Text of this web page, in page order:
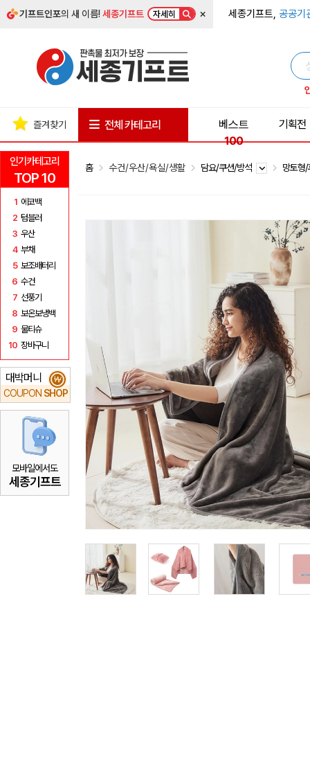
기프트인포의 새 이름!세종기프트 자세히 × 세종기프트, 공공기
인기카테고리
TOP 10
1 에코백
2 텀블러
3 우산
4 부채
5 보조배터리
6 수건
7 선풍기
8 보온보냉백
9 물티슈
10 장바구니
대박머니
COUPON SHOP
₩
모바일에서도
세종기프트
즐겨찾기 전체 카테고리
베스트
100
기획전
홈 수건/우산/욕실/생활 담요/쿠션/방석 망토형